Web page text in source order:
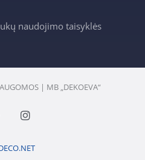
naudojimo taisyklės
| MB „DEKOEVA“
I
n
t